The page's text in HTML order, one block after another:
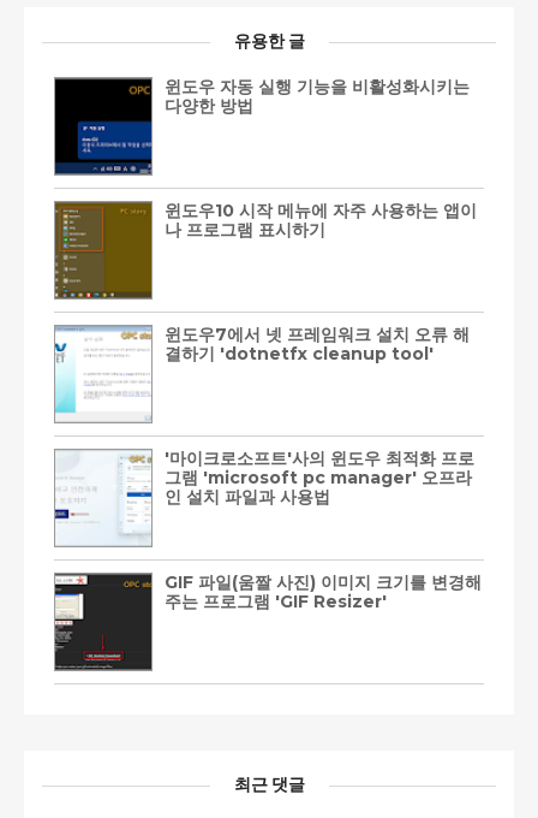
유용한 글
윈도우 자동 실행 기능을 비활성화시키는
다양한 방법
윈도우10 시작 메뉴에 자주 사용하는 앱이
나 프로그램 표시하기
윈도우7에서 넷 프레임워크 설치 오류 해
결하기 'dotnetfx cleanup tool'
'마이크로소프트'사의 윈도우 최적화 프로
그램 'microsoft pc manager' 오프라
인 설치 파일과 사용법
GIF 파일(움짤 사진) 이미지 크기를 변경해
주는 프로그램 'GIF Resizer'
최근 댓글